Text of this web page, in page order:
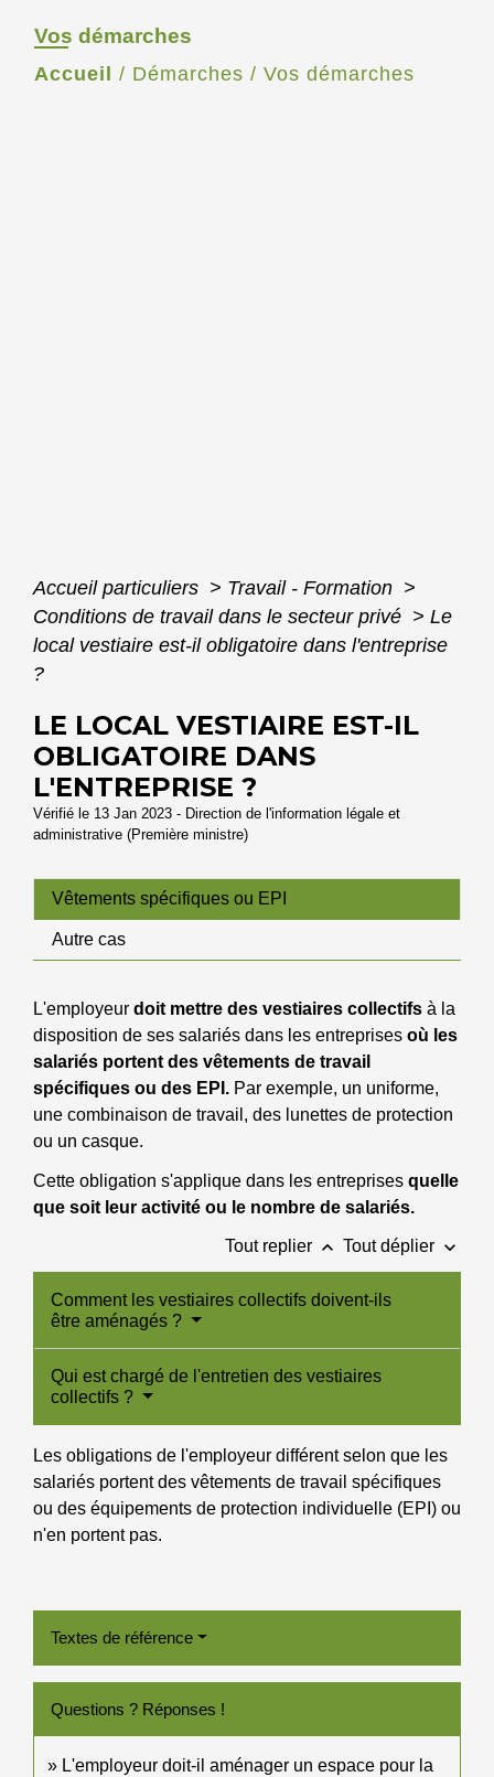
Vos démarches
Accueil / Démarches / Vos démarches
Accueil particuliers > Travail - Formation >
Conditions de travail dans le secteur privé > Le
local vestiaire est-il obligatoire dans l'entreprise
?
LE LOCAL VESTIAIRE EST-IL
OBLIGATOIRE DANS
L'ENTREPRISE ?
Vérifié le 13 Jan 2023 - Direction de l'information légale et
administrative (Première ministre)
Vêtements spécifiques ou EPI
Autre cas
L'employeur doit mettre des vestiaires collectifs à la
disposition de ses salariés dans les entreprises où les
salariés portent des vêtements de travail
spécifiques ou des EPI. Par exemple, un uniforme,
une combinaison de travail, des lunettes de protection
ou un casque.
Cette obligation s'applique dans les entreprises quelle
que soit leur activité ou le nombre de salariés.
Tout replier keyboard_arrow_up Tout déplier keyboard_arrow_down
Comment les vestiaires collectifs doivent-ils
être aménagés ?
Qui est chargé de l'entretien des vestiaires
collectifs ?
Les obligations de l'employeur différent selon que les
salariés portent des vêtements de travail spécifiques
ou des équipements de protection individuelle (EPI) ou
n'en portent pas.
Textes de référence
Questions ? Réponses !
L'employeur doit-il aménager un espace pour la